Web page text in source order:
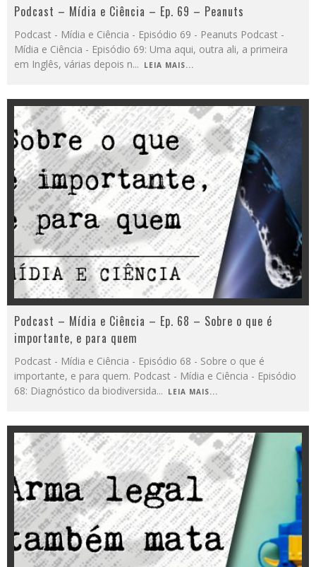
Podcast – Mídia e Ciência – Ep. 69 – Peanuts
Podcast - Mídia e Ciência - Episódio 69 - Peanuts Podcast -
Mídia e Ciência - Episódio 69: Uma aqui, outra ali, a primeira
em Inglês, várias depois n... LEIA MAIS...
Podcast – Mídia e Ciência – Ep. 68 – Sobre o que é
importante, e para quem
Podcast - Mídia e Ciência - Episódio 68 - Sobre o que é
importante, e para quem. Podcast - Mídia e Ciência - Episódio
68: Diagnóstico da biodiversida... LEIA MAIS...